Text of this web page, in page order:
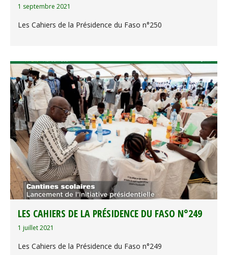
1 septembre 2021
Les Cahiers de la Présidence du Faso n°250
LES CAHIERS DE LA PRÉSIDENCE DU FASO N°249
1 juillet 2021
Les Cahiers de la Présidence du Faso n°249